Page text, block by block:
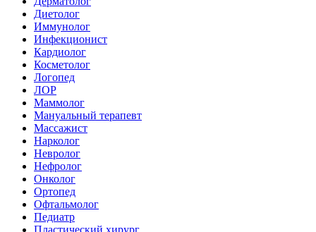
Диетолог
Иммунолог
Инфекционист
Кардиолог
Косметолог
Логопед
ЛОР
Маммолог
Мануальный терапевт
Массажист
Нарколог
Невролог
Нефролог
Онколог
Ортопед
Офтальмолог
Педиатр
Пластический хирург